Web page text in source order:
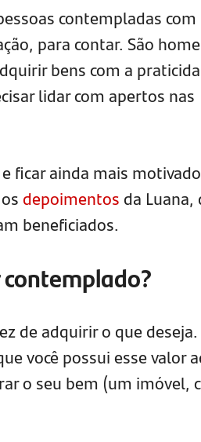
contempladas com
para contar. São
bens com a
lidar com apertos nas
ficar ainda mais motivado
depoimentos da Luana,
beneficiados.
contemplado?
de adquirir o que deseja.
você possui esse valor
o seu bem (um imóvel,